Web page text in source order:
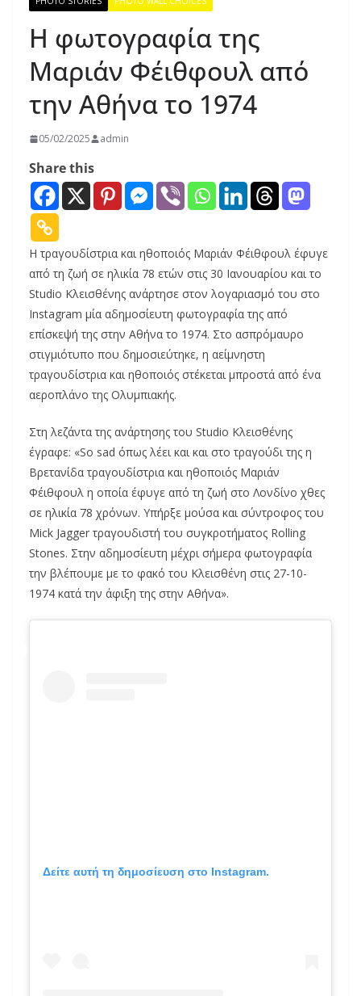
Η φωτογραφία της
Μαριάν Φέιθφουλ από
την Αθήνα το 1974
05/02/2025 admin
Share this
Η τραγουδίστρια και ηθοποιός Μαριάν Φέιθφουλ έφυγε
από τη ζωή σε ηλικία 78 ετών στις 30 Ιανουαρίου και το
Studio Κλεισθένης ανάρτησε στον λογαριασμό του στο
Instagram μία αδημοσίευτη φωτογραφία της από
επίσκεψή της στην Αθήνα το 1974. Στο ασπρόμαυρο
στιγμιότυπο που δημοσιεύτηκε, η αείμνηστη
τραγουδίστρια και ηθοποιός στέκεται μπροστά από ένα
αεροπλάνο της Ολυμπιακής.
Στη λεζάντα της ανάρτησης του Studio Κλεισθένης
έγραφε: «So sad όπως λέει και και στο τραγούδι της η
Βρετανίδα τραγουδίστρια και ηθοποιός Μαριάν
Φέιθφουλ η οποία έφυγε από τη ζωή στο Λονδίνο χθες
σε ηλικία 78 χρόνων. Υπήρξε μούσα και σύντροφος του
Mick Jagger τραγουδιστή του συγκροτήματος Rolling
Stones. Στην αδημοσίευτη μέχρι σήμερα φωτογραφία
την βλέπουμε με το φακό του Κλεισθένη στις 27-10-
1974 κατά την άφιξη της στην Αθήνα».
Δείτε αυτή τη δημοσίευση στο Instagram.